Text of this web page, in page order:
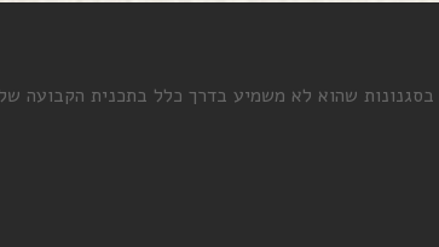
שהוא לא משמיע בדרך כלל בתכנית הקבועה